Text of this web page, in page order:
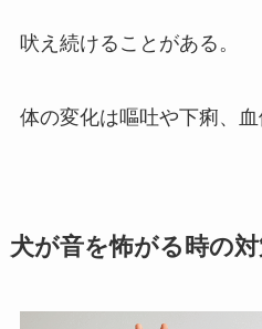
吠え続けることがある。
体の変化は嘔吐や下痢、血
犬が音を怖がる時の